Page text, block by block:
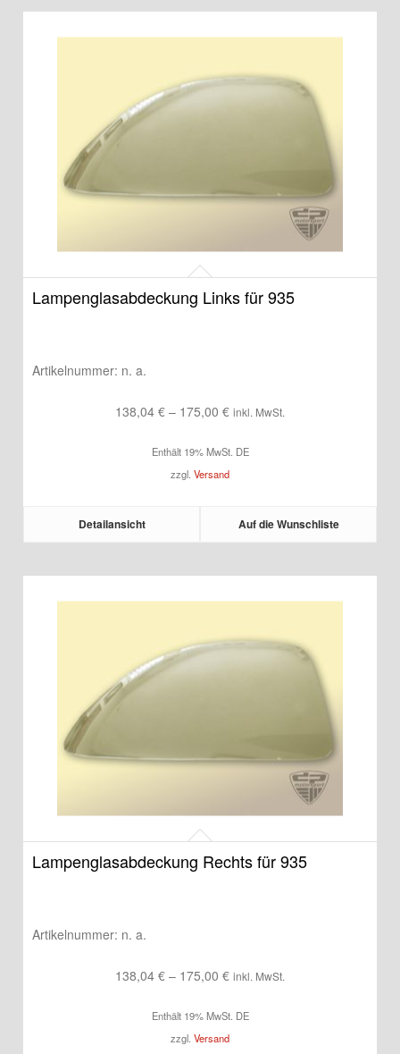
Lampenglasabdeckung Links für 935
Artikelnummer: n. a.
138,04 € – 175,00 €Preisspanne:
bis
175,00 €
inkl. MwSt.
Enthält 19% MwSt. DE
zzgl. Versand
Detailansicht Auf die Wunschliste
Lampenglasabdeckung Rechts für 935
Artikelnummer: n. a.
138,04 € – 175,00 €Preisspanne:
bis
175,00 €
inkl. MwSt.
Enthält 19% MwSt. DE
zzgl. Versand